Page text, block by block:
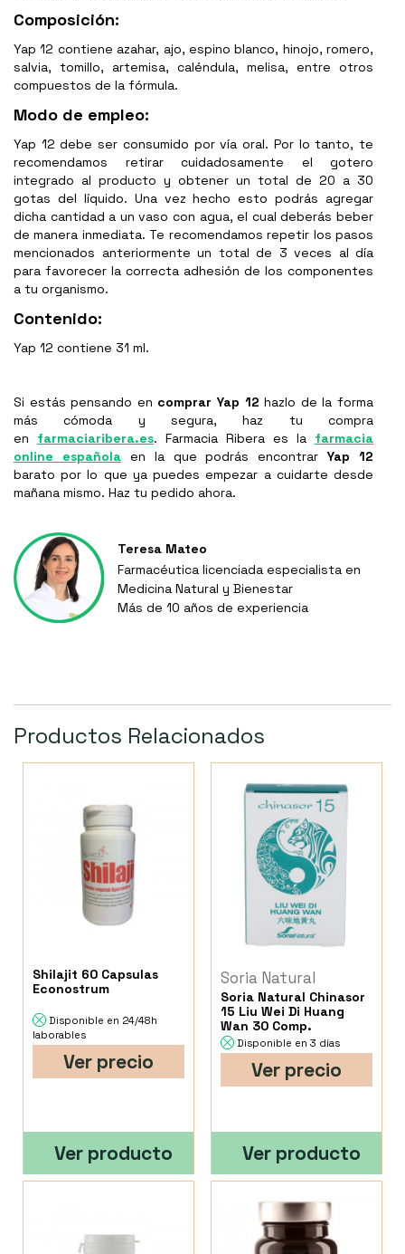
Composición:
Yap 12 contiene azahar, ajo, espino blanco, hinojo, romero,
salvia, tomillo, artemisa, caléndula, melisa, entre otros
compuestos de la fórmula.
Modo de empleo:
Yap 12 debe ser consumido por vía oral. Por lo tanto, te
recomendamos retirar cuidadosamente el gotero
integrado al producto y obtener un total de 20 a 30
gotas del líquido. Una vez hecho esto podrás agregar
dicha cantidad a un vaso con agua, el cual deberás beber
de manera inmediata. Te recomendamos repetir los pasos
mencionados anteriormente un total de 3 veces al día
para favorecer la correcta adhesión de los componentes
a tu organismo.
Contenido:
Yap 12 contiene 31 ml.
Si estás pensando en comprarYap 12 hazlo de la forma
más cómoda y segura, haz tu compra
en farmaciaribera.es. Farmacia Ribera es la farmacia
online españolaen la que podrás encontrarYap 12
barato por lo que ya puedes empezar a cuidarte desde
mañana mismo. Haz tu pedido ahora.
Teresa Mateo
Farmacéutica licenciada especialista en
Medicina Natural y Bienestar
Más de 10 años de experiencia
Productos Relacionados
Shilajit 60 Capsulas
Econostrum
Disponible en 24/48h
laborables
Ver precio
Ver producto
Soria Natural
Soria Natural Chinasor
15 Liu Wei Di Huang
Wan 30 Comp.
Disponible en 3 días
Ver precio
Ver producto